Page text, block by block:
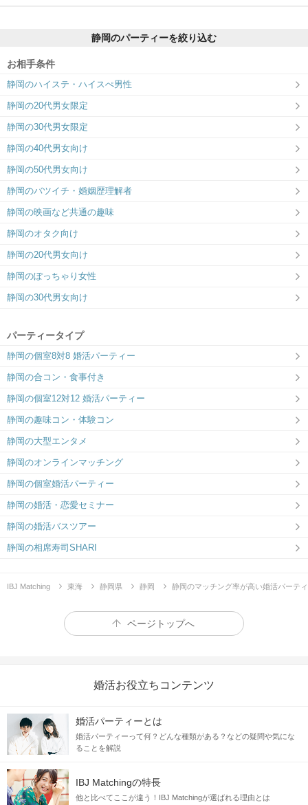
価値観重視☆相性抜群の出会い♪
静岡のパーティーを絞り込む
お相手条件
静岡のハイステ・ハイスぺ男性
静岡の20代男女限定
静岡の30代男女限定
静岡の40代男女向け
静岡の50代男女向け
静岡のバツイチ・婚姻歴理解者
静岡の映画など共通の趣味
静岡のオタク向け
静岡の20代男女向け
静岡のぽっちゃり女性
静岡の30代男女向け
パーティータイプ
静岡の個室8対8 婚活パーティー
静岡の合コン・食事付き
静岡の個室12対12 婚活パーティー
静岡の趣味コン・体験コン
静岡の大型エンタメ
静岡のオンラインマッチング
静岡の個室婚活パーティー
静岡の婚活・恋愛セミナー
静岡の婚活バスツアー
静岡の相席寿司SHARI
IBJ Matching 東海 静岡県 静岡 静岡のマッチング率が高い婚活パーテ
ページトップへ
婚活お役立ちコンテンツ
婚活パーティーとは
婚活パーティーって何？どんな種類がある？などの疑問や気にな
ることを解説
IBJ Matchingの特長
他と比べてここが違う！IBJ Matchingが選ばれる理由とは